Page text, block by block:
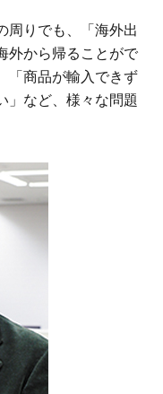
周りでも、「海外出
外から帰ることがで
「商品が輸入できず
」など、様々な問題